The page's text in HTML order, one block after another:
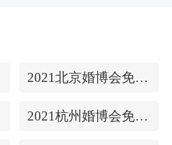
2021北京婚博会免费门票
2021杭州婚博会免费门票